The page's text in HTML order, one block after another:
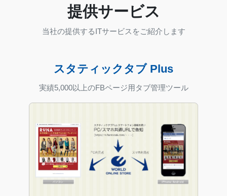
提供サービス
当社の提供するITサービスをご紹介します
スタティックタブ Plus
実績5,000以上のFBページ用タブ管理ツール